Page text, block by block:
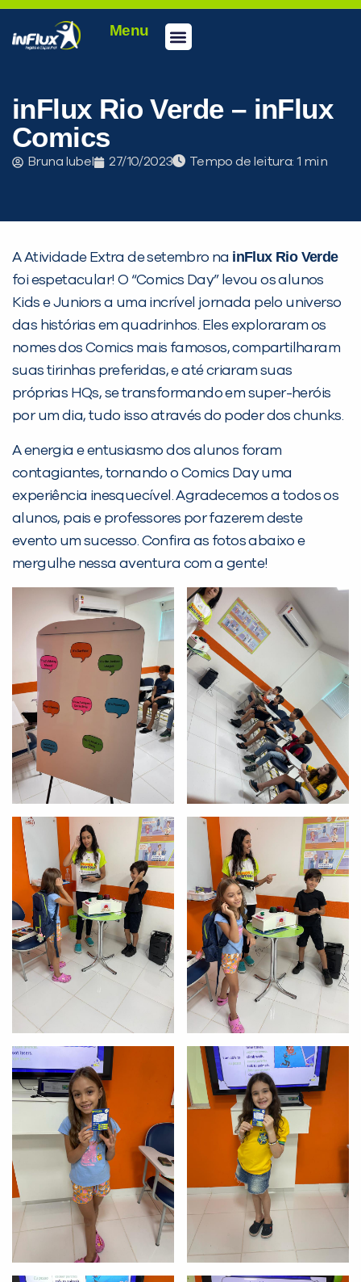
Menu
inFlux Rio Verde – inFlux
Comics
Bruna Iubel 27/10/2023 Tempo de leitura:
A Atividade Extra de setembro na inFlux Rio Verde
foi espetacular! O “Comics Day” levou os alunos
Kids e Juniors a uma incrível jornada pelo universo
das histórias em quadrinhos. Eles exploraram os
nomes dos Comics mais famosos, compartilharam
suas tirinhas preferidas, e até criaram suas
próprias HQs, se transformando em super-heróis
por um dia, tudo isso através do poder dos chunks.
A energia e entusiasmo dos alunos foram
contagiantes, tornando o Comics Day uma
experiência inesquecível. Agradecemos a todos os
alunos, pais e professores por fazerem deste
evento um sucesso. Confira as fotos abaixo e
mergulhe nessa aventura com a gente!
PEÇA UMA DEMONSTRAÇÃO DE MÉTODO
Desculpe!
Não encontramos nenhuma unidade
inFlux nesta cidade ou bairro que
você digitou.
Preencha com seus dados abaixo e
já vamos te colocar em contato
com a
Você é aluno inFlux?
Sim Não
VOLTAR